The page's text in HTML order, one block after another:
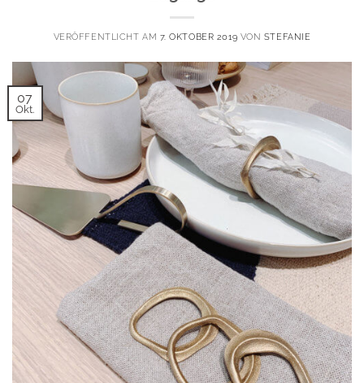
VERÖFFENTLICHT AM 7. OKTOBER 2019 VON STEFANIE
07
Okt.